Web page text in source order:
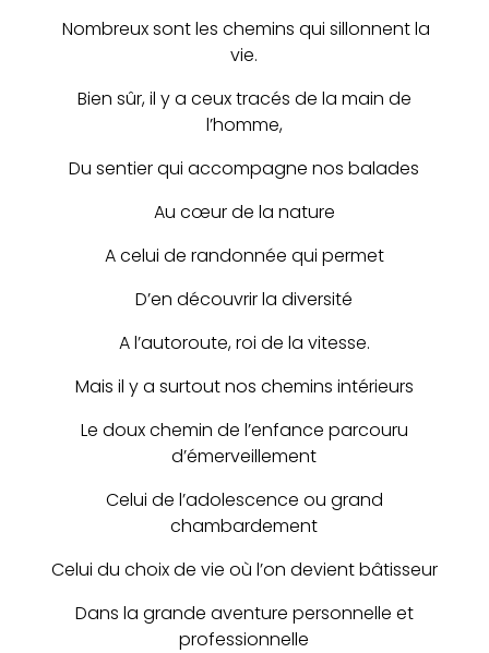
Nombreux sont les chemins qui sillonnent la
vie.
Bien sûr, il y a ceux tracés de la main de
l’homme,
Du sentier qui accompagne nos balades
Au cœur de la nature
A celui de randonnée qui permet
D’en découvrir la diversité
A l’autoroute, roi de la vitesse.
Mais il y a surtout nos chemins intérieurs
Le doux chemin de l’enfance parcouru
d’émerveillement
Celui de l’adolescence ou grand
chambardement
Celui du choix de vie où l’on devient bâtisseur
Dans la grande aventure personnelle et
professionnelle